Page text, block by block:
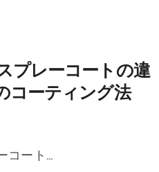
プレーコートの違
コーティング法
コート...